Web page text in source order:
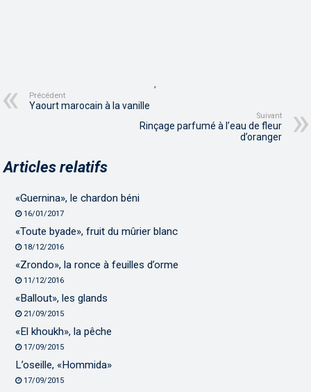
,
Précédent
Yaourt marocain à la vanille
Suivant
Rinçage parfumé à l’eau de fleur
d’oranger
Articles relatifs
«Guernina», le chardon béni
16/01/2017
«Toute byade», fruit du mûrier blanc
18/12/2016
«Zrondo», la ronce à feuilles d’orme
11/12/2016
«Ballout», les glands
21/09/2015
«El khoukh», la pêche
17/09/2015
L’oseille, «Hommida»
17/09/2015